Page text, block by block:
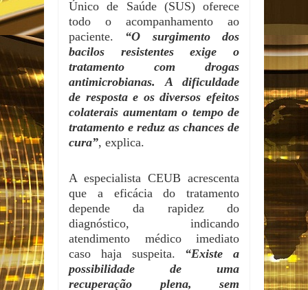
Único de Saúde (SUS) oferece
todo o acompanhamento ao
paciente. “O surgimento dos
bacilos resistentes exige o
tratamento com drogas
antimicrobianas. A dificuldade
de resposta e os diversos efeitos
colaterais aumentam o tempo de
tratamento e reduz as chances de
cura”, explica.
A especialista CEUB acrescenta
que a eficácia do tratamento
depende da rapidez do
diagnóstico, indicando
atendimento médico imediato
caso haja suspeita. “Existe a
possibilidade de uma
recuperação plena, sem